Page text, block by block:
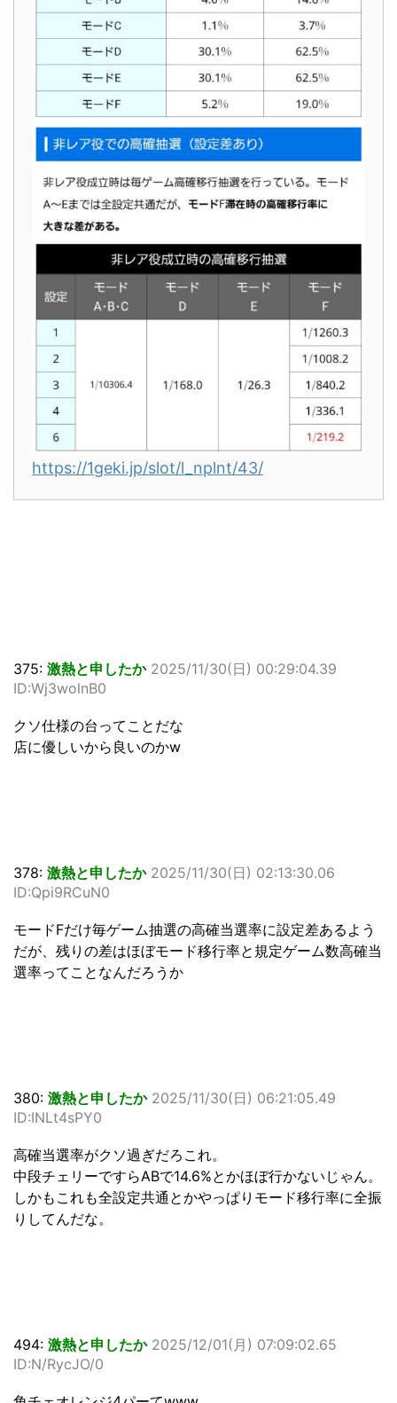
https://1geki.jp/slot/l_nplnt/43/
375: 激熱と申したか 2025/11/30(日) 00:29:04.39
ID:Wj3wolnB0
クソ仕様の台ってことだな
店に優しいから良いのかw
378: 激熱と申したか 2025/11/30(日) 02:13:30.06
ID:Qpi9RCuN0
モードFだけ毎ゲーム抽選の高確当選率に設定差あるよう
だが、残りの差はほぼモード移行率と規定ゲーム数高確当
選率ってことなんだろうか
380: 激熱と申したか 2025/11/30(日) 06:21:05.49
ID:INLt4sPY0
高確当選率がクソ過ぎだろこれ。
中段チェリーですらABで14.6%とかほぼ行かないじゃん。
しかもこれも全設定共通とかやっぱりモード移行率に全振
りしてんだな。
494: 激熱と申したか 2025/12/01(月) 07:09:02.65
ID:N/RycJO/0